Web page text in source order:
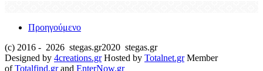
Προηγούμενο
(c) 2016 - 2026 stegas.gr2020 stegas.gr
Designed by 4creations.grHosted by Totalnet.grMember
ofTotalfind.grand EnterNow.gr